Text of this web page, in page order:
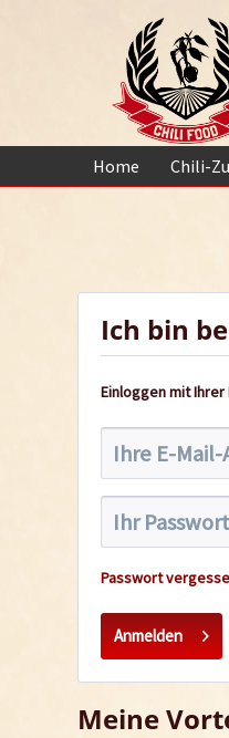
Home Chili-
Ich bin
Einloggen mit Ihrer
Passwort
Anmelden
Meine